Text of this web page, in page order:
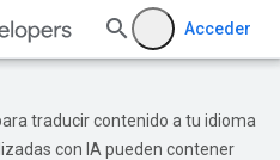
Acceder
traducir contenido a tu idioma
con IA pueden contener